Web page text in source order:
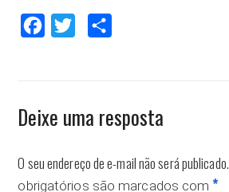
Facebook Twitter
Deixe uma resposta
O seu endereço de e-mail não será publicado.
obrigatórios são marcados com *